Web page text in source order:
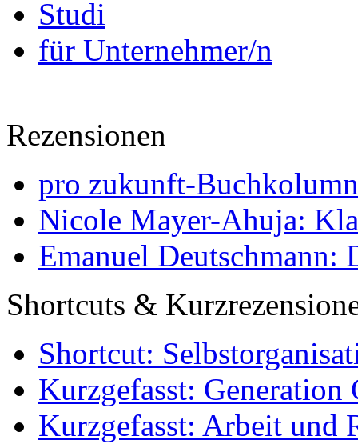
Studi
für Unternehmer/n
Rezensionen
pro zukunft-
Nicole Mayer-Ahuja:
Emanuel Deutschmann:
Shortcuts &
Shortcut:
Kurzgefasst: Generation
Kurzgefasst: Arbeit und